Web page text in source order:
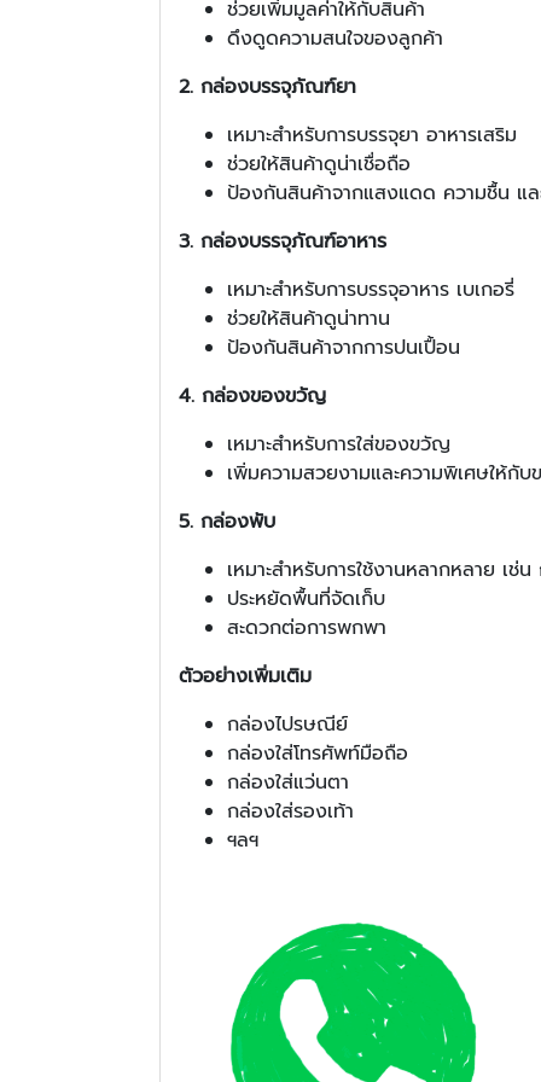
ช่วยเพิ่มมูลค่าให้กับสินค้า
ดึงดูดความสนใจของลูกค้า
2. กล่องบรรจุภัณฑ์ยา
เหมาะสำหรับการบรรจุยา อาหารเสริม
ช่วยให้สินค้าดูน่าเชื่อถือ
ป้องกันสินค้าจากแสงแดด ความชื้น แล
3. กล่องบรรจุภัณฑ์อาหาร
เหมาะสำหรับการบรรจุอาหาร เบเกอรี่
ช่วยให้สินค้าดูน่าทาน
ป้องกันสินค้าจากการปนเปื้อน
4. กล่องของขวัญ
เหมาะสำหรับการใส่ของขวัญ
เพิ่มความสวยงามและความพิเศษให้กั
5. กล่องพับ
เหมาะสำหรับการใช้งานหลากหลาย เ
ประหยัดพื้นที่จัดเก็บ
สะดวกต่อการพกพา
ตัวอย่างเพิ่มเติม
กล่องไปรษณีย์
กล่องใส่โทรศัพท์มือถือ
กล่องใส่แว่นตา
กล่องใส่รองเท้า
ฯลฯ